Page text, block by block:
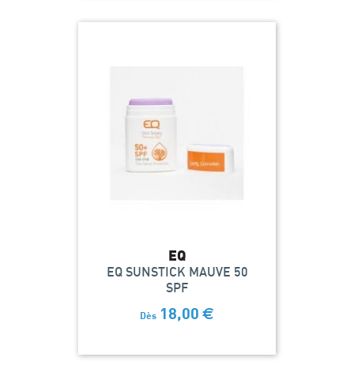
EQ
EQ SUNSTICK MAUVE 50
SPF
Dès 18,00 €